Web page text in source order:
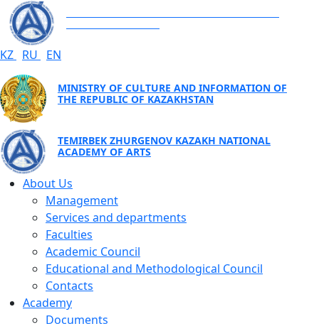
KZ RU EN
MINISTRY OF CULTURE AND INFORMATION OF
THE REPUBLIC OF KAZAKHSTAN
TEMIRBEK ZHURGENOV KAZAKH NATIONAL
ACADEMY OF ARTS
About Us
Management
Services and departments
Faculties
Academic Council
Educational and Methodological Council
Contacts
Academy
Documents